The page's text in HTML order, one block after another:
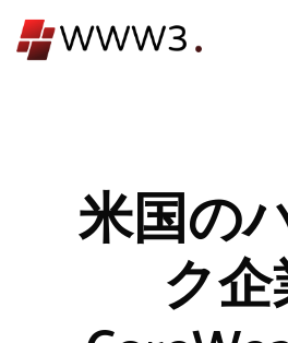
ン
米国の
ク